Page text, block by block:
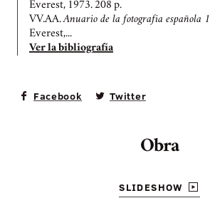
Everest, 1973. 208 p.
VV.AA.Anuario de la fotografia española
Everest,...
Ver la bibliografía
Facebook Twitter
Obra
SLIDESHOW